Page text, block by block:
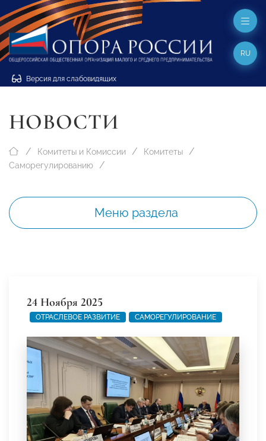
Версия для слабовидящих
RU
НОВОСТИ
Комитеты и Комиссии
Комитеты
Саморегулированию
Меню раздела
24 Ноября 2025
ОТРАСЛЕВОЕ РАЗВИТИЕ САМОРЕГУЛИРОВАНИЕ